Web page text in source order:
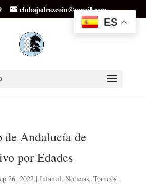
clubajedrezcoin@gmail.com
de Andalucía de
por Edades
26, 2022| Infantil, Noticias, Torneos|
ES